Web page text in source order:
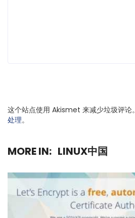
这个站点使用 Akismet 来减少垃圾评论。
处理。
MORE IN: LINUX中国